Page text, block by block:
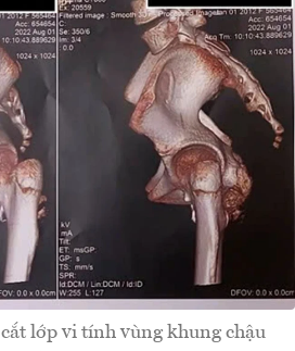
lớp vi tính vùng khung chậu